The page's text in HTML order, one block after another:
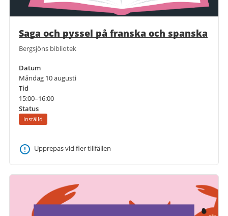
Saga och pyssel på franska och spanska
Bergsjöns bibliotek
Datum
Måndag 10 augusti
Tid
15:00–16:00
Status
Inställd
Upprepas vid fler tillfällen